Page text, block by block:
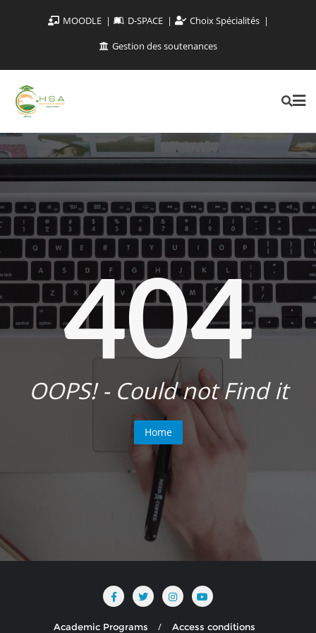
MOODLE D-SPACE
Choix Spécialités
Gestion des soutenances
404
OOPS! - Could not Find it
Home
Academic Programs Access conditions